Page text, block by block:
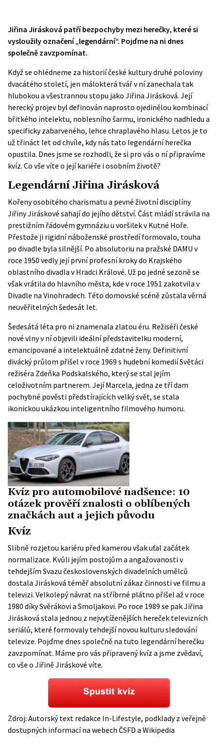
Jiřina Jirásková patří bezpochyby mezi herečky, které si
vysloužily označení „legendární“. Pojďme na ni dnes
společně zavzpomínat.
Když se ohlédneme za historií české kultury druhé poloviny
dvacátého století, jen málokterá tvář v ní zanechala tak
hlubokou a všestrannou stopu jako Jiřina Jirásková. Její
herecký projev byl definován naprosto ojedinělou kombinací
břitkého intelektu, noblesního šarmu, ironického nadhledu a
specificky zabarveného, lehce chraplavého hlasu. Letos je to
už třináct let od chvíle, kdy nás tato legendární herečka
opustila. Dnes jsme se rozhodli, že si pro vás o ní připravíme
kvíz. Co vše víte o její kariéře i osobním životě?
Legendární Jiřina Jirásková
Kořeny osobitého charismatu a pevné životní disciplíny
Jiřiny Jiráskové sahají do jejího dětství. Část mládí strávila na
prestižním řádovém gymnáziu u voršilek v Kutné Hoře.
Přestože ji rigidní náboženské prostředí formovalo, touha
po divadle byla silnější. Po absolutoriu na pražské DAMU v
roce 1950 vedly její první profesní kroky do Krajského
oblastního divadla v Hradci Králové. Už po jedné sezoně se
však vrátila do hlavního města, kde v roce 1951 zakotvila v
Divadle na Vinohradech. Této domovské scéně zůstala věrná
neuvěřitelných šedesát let.
Šedesátá léta pro ni znamenala zlatou éru. Režiséři české
nové vlny v ní objevili ideální představitelku moderní,
emancipované a intelektuálně zdatné ženy. Definitivní
divácký průlom přišel v roce 1969 s hudební komedií Světáci
režiséra Zdeňka Podskalského, který se stal jejím
celoživotním partnerem. Její Marcela, jedna ze tří dam
pochybné pověsti předstírajících velký svět, se stala
ikonickou ukázkou inteligentního filmového humoru.
Kvíz pro automobilové nadšence: 10
otázek prověří znalosti o oblíbených
značkách aut a jejich původu
Kvíz
Slibně rozjetou kariéru před kamerou však uťal začátek
normalizace. Kvůli jejím postojům a angažovanosti v
tehdejším Svazu československých divadelních umělců
dostala Jirásková téměř absolutní zákaz činnosti ve filmu a
televizi. Velkolepý návrat na stříbrné plátno přišel až v roce
1980 díky Svěrákovi a Smoljakovi. Po roce 1989 se pak Jiřina
Jirásková stala jednou z nejvytíženějších hereček televizních
seriálů, které formovaly tehdejší novou kulturu sledování
televize. Pojďme dnes společně na tuto legendární herečku
zavzpomínat. Máme pro vás připravený kvíz a jsme zvědaví,
co vše o Jiřině Jiráskové víte.
Zdroj: Autorský text redakce In-Lifestyle, podklady z veřejně
dostupných informací na webech ČSFD a Wikipedia